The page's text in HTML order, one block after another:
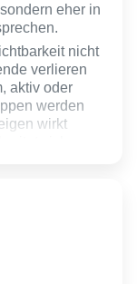
eher in
nicht
verlieren
aktiv oder
werden
wirkt
oft immer
häufig
und
Pflicht —
Die